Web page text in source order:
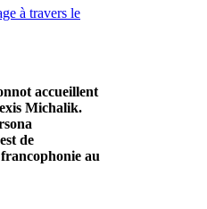
accueillent
Michalik.
de
au